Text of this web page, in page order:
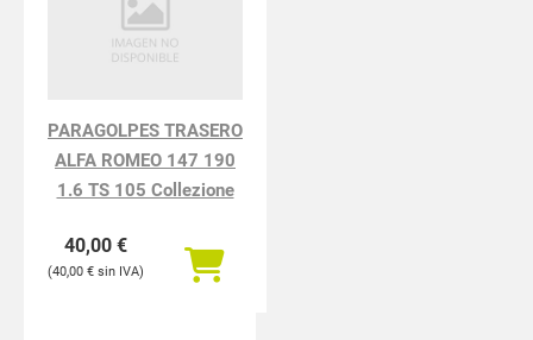
PARAGOLPES TRASERO
ALFA ROMEO 147 190
1.6 TS 105 Collezione
40,00 €
40,00 €